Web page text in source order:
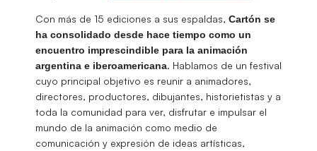
Con más de 15 ediciones a sus espaldas, Cartón se
ha consolidado desde hace tiempo como un
encuentro imprescindible para la animación
argentina e iberoamericana. Hablamos de un festival
cuyo principal objetivo es reunir a animadores,
directores, productores, dibujantes, historietistas y a
toda la comunidad para ver, disfrutar e impulsar el
mundo de la animación como medio de
comunicación y expresión de ideas artísticas,